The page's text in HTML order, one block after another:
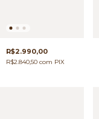
R$2.990,00
R$2.840,50 com PIX